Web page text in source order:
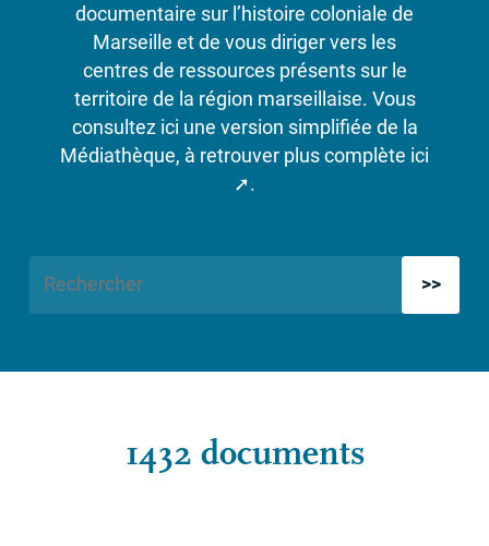
documentaire sur l’histoire coloniale de
Marseille et de vous diriger vers les
centres de ressources présents sur le
territoire de la région marseillaise. Vous
consultez ici une version simplifiée de la
Médiathèque, à retrouver plus complète ici
.
Rechercher :
1432 documents